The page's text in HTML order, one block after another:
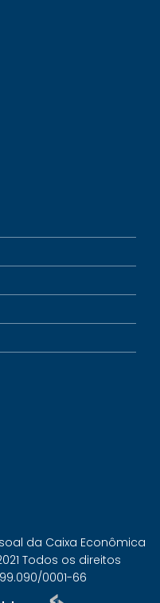
da Caixa Econômica
Todos os direitos
0001-66